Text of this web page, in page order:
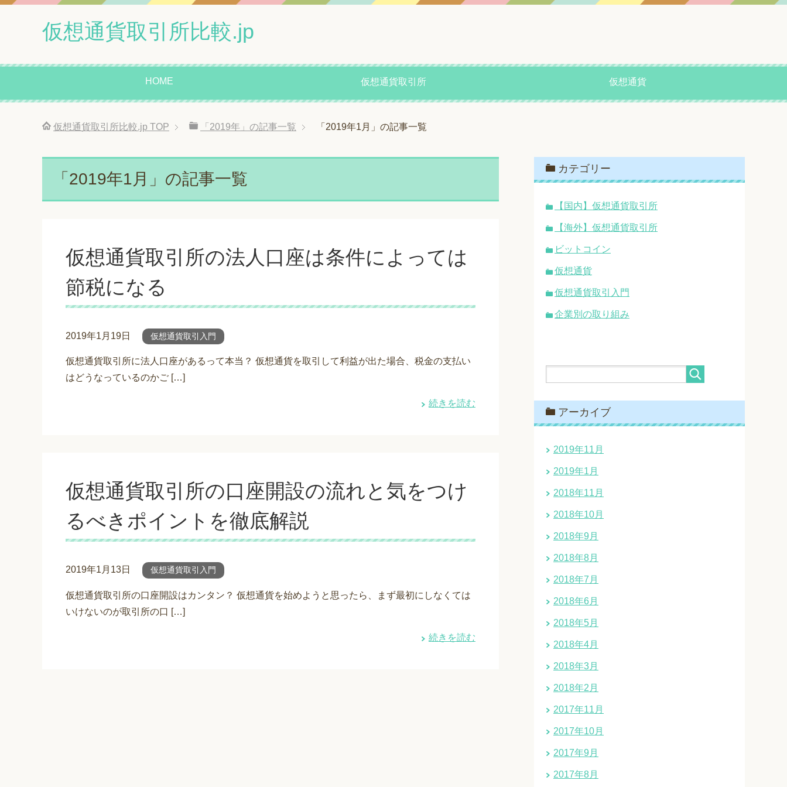
仮想通貨取引所比較.jp
HOME 仮想通貨取引所 仮想通貨
仮想通貨取引所比較.jp TOP 「2019年」の記事一覧 「2019年1月」の記事一覧
「2019年1月」の記事一覧
仮想通貨取引所の法人口座は条件によっては
節税になる
2019年1月19日 仮想通貨取引入門
仮想通貨取引所に法人口座があるって本当？ 仮想通貨を取引して利益が出た場合、税金の支払い
はどうなっているのかご […]
続きを読む
仮想通貨取引所の口座開設の流れと気をつけ
るべきポイントを徹底解説
2019年1月13日 仮想通貨取引入門
仮想通貨取引所の口座開設はカンタン？ 仮想通貨を始めようと思ったら、まず最初にしなくては
いけないのが取引所の口 […]
続きを読む
カテゴリー
【国内】仮想通貨取引所
【海外】仮想通貨取引所
ビットコイン
仮想通貨
仮想通貨取引入門
企業別の取り組み
アーカイブ
2019年11月
2019年1月
2018年11月
2018年10月
2018年9月
2018年8月
2018年7月
2018年6月
2018年5月
2018年4月
2018年3月
2018年2月
2017年11月
2017年10月
2017年9月
2017年8月